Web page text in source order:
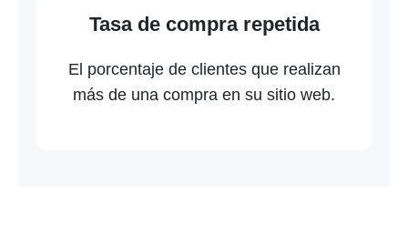
Tasa de compra repetida
El porcentaje de clientes que realizan
más de una compra en su sitio web.